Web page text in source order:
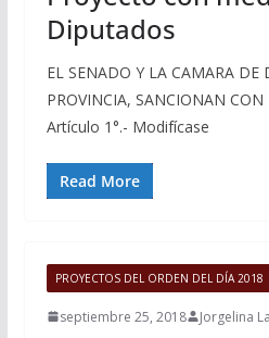
Diputados
EL SENADO Y LA CAMARA DE
PROVINCIA, SANCIONAN CON
Artículo 1°.- Modifícase
Read More
PROYECTOS DEL ORDEN DEL DÍA 2018
septiembre 25, 2018 Jorgelina